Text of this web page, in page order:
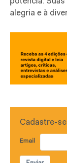
alegria e à
Cadastre-
Email